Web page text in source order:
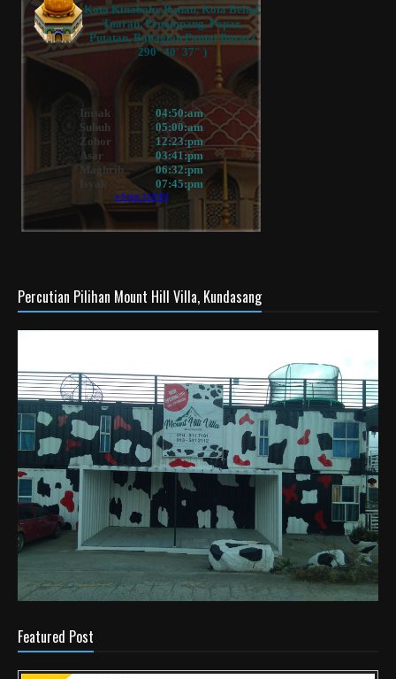
Percutian Pilihan Mount Hill Villa, Kundasang
Featured Post